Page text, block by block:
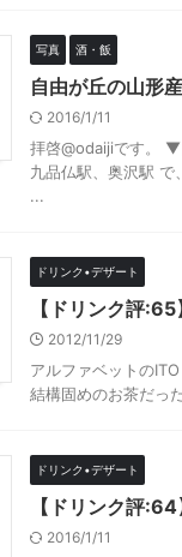
写真 酒・飯
自由が丘の山形
2016/1/11
拝啓@odaijiです。 ▼
九品仏駅、奥沢駅 で
...
ドリンク•デザート
【ドリンク評
2012/11/29
アルファベットの
結構固めのお茶だっ
ドリンク•デザート
【ドリンク評
2016/1/11